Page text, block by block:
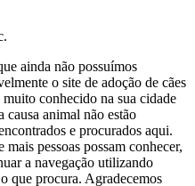
ainda não possuímos
o site de adoção de cães
conhecido na sua cidade
causa animal não estão
e procurados aqui.
pessoas possam conhecer,
a navegação utilizando
que procura. Agradecemos